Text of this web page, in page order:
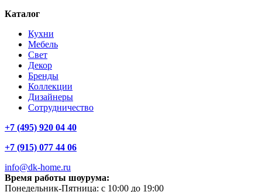
Каталог
Кухни
Мебель
Свет
Декор
Бренды
Коллекции
Дизайнеры
Сотрудничество
+7 (495) 920 04 40
+7 (915) 077 44 06
info@dk-home.ru
Время работы шоурума:
Понедельник-Пятница: c 10:00 до 19:00